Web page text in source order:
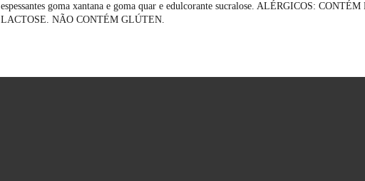
espessantes goma xantana e goma quar e edulcorante sucralose. ALÉRGICOS:
LACTOSE. NÃO CONTÉM GLÚTEN.